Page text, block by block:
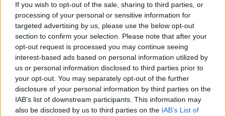
If you wish to opt-out of the sale, sharing to third parties, or
processing of your personal or sensitive information for
targeted advertising by us, please use the below opt-out
section to confirm your selection. Please note that after your
opt-out request is processed you may continue seeing
interest-based ads based on personal information utilized by
us or personal information disclosed to third parties prior to
your opt-out. You may separately opt-out of the further
disclosure of your personal information by third parties on the
IAB’s list of downstream participants. This information may
also be disclosed by us to third parties on the IAB’s List of
de los 43 clubes participantes. El equipo linarense
regresará al trabajo el próximo 2 de septiembre con el
comienzo de la nueva temporada.